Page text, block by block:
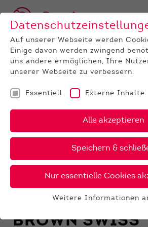
RASSE
HOLSTEIN
RED HOLSTEIN
FLECKVIEH
JERSEY
ROTVIEH
BROWN SWISS
Auf unserer Webseite werden
Einige davon werden zwingend
uns andere ermöglichen, Ihre
unserer Webseite zu verbessern.
Essentiell Externe Inhalte
Alle akzeptieren
Speichern &
Nur essentielle Cookies
Weitere Informationen